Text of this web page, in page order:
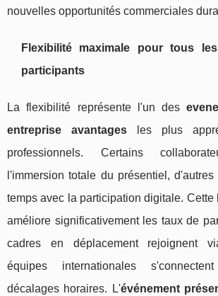
nouvelles opportunités commerciales
Flexibilité maximale pour tous
participants
La flexibilité représente l'un des
entreprise avantages les plus
professionnels. Certains
l'immersion totale du présentiel,
temps avec la participation digitale. Cette
améliore significativement les taux de
cadres en déplacement rejoignent
équipes internationales
décalages horaires. L'événement